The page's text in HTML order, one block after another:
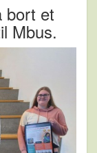
bort et
Mbus.